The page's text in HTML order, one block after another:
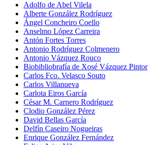
Adolfo de Abel Vilela
Alberte González Rodríguez
Ángel Concheiro Coello
Anselmo López Carreira
Antón Fortes Torres
Antonio Rodríguez Colmenero
Antonio Vázquez Rouco
Biobibliobrafía de Xosé Vázquez Pintor
Carlos Fco. Velasco Souto
Carlos Villanueva
Carlota Eiros García
César M. Carnero Rodríguez
Clodio González Pérez
David Bellas García
Delfín Caseiro Nogueiras
Enrique González Fernández